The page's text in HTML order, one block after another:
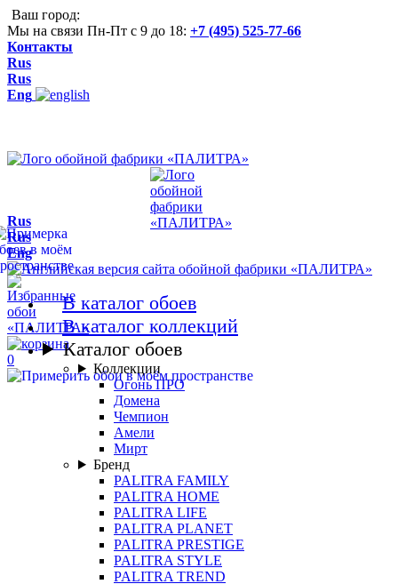
Ваш город:
Мы на связи Пн-Пт с 9 до 18: +7 (495) 525-77-66
Контакты
Rus
Rus
Eng
0
Rus
Rus
Eng
В каталог обоев
В каталог коллекций
Каталог обоев
Коллекции
Огонь ПРО
Домена
Чемпион
Амели
Мирт
Бренд
PALITRA FAMILY
PALITRA HOME
PALITRA LIFE
PALITRA PLANET
PALITRA PRESTIGE
PALITRA STYLE
PALITRA TREND